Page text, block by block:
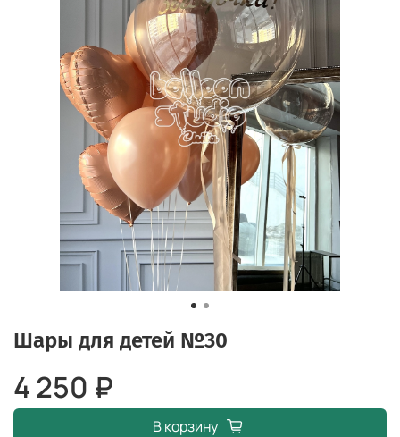
Шары для детей №30
4 250 ₽
В корзину